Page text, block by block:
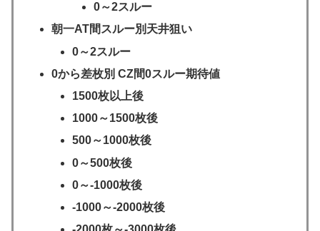
0～2スルー
朝一AT間スルー別天井狙い
0～2スルー
0から差枚別 CZ間0スルー期待値
1500枚以上後
1000～1500枚後
500～1000枚後
0～500枚後
0～-1000枚後
-1000～-2000枚後